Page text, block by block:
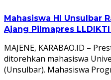
Mahasiswa HI Unsulbar
Ajang Pilmapres LLDIKTI
MAJENE, KARABAO.ID –
ditorehkan mahasiswa
(Unsulbar). Mahasiswa